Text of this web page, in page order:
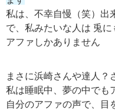
私は、不幸自慢（笑）出
で、私みたいな人は 兎
アファしかありません
まさに浜崎さんや達人？
私は睡眠中、夢の中でも
自分のアファの声で、目